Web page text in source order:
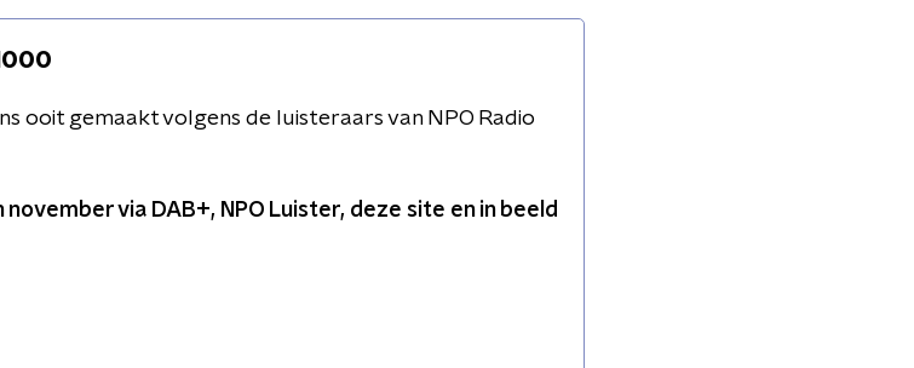
ooit gemaakt volgens de luisteraars van NPO Radio
via DAB+, NPO Luister, deze site en in beeld